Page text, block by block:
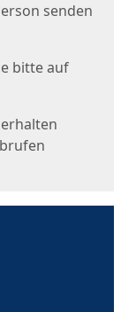
senden
bitte auf